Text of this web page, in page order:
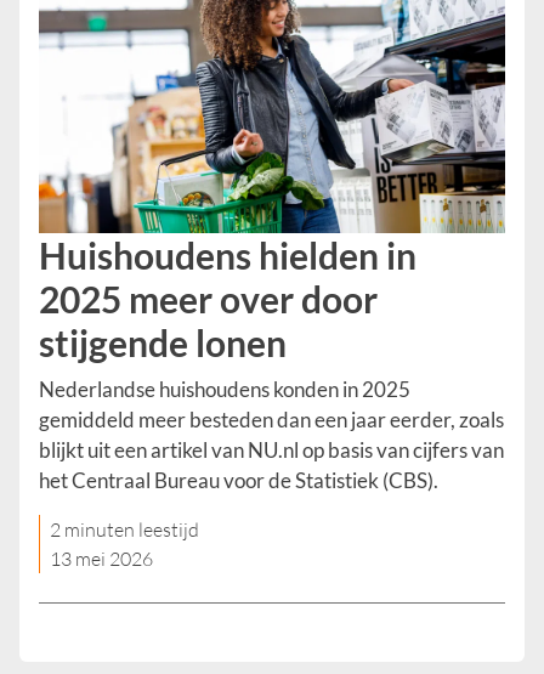
Huishoudens hielden in
2025 meer over door
stijgende lonen
Nederlandse huishoudens konden in 2025
gemiddeld meer besteden dan een jaar eerder, zoals
blijkt uit een artikel van NU.nl op basis van cijfers van
het Centraal Bureau voor de Statistiek (CBS).
2 minuten leestijd
13 mei 2026